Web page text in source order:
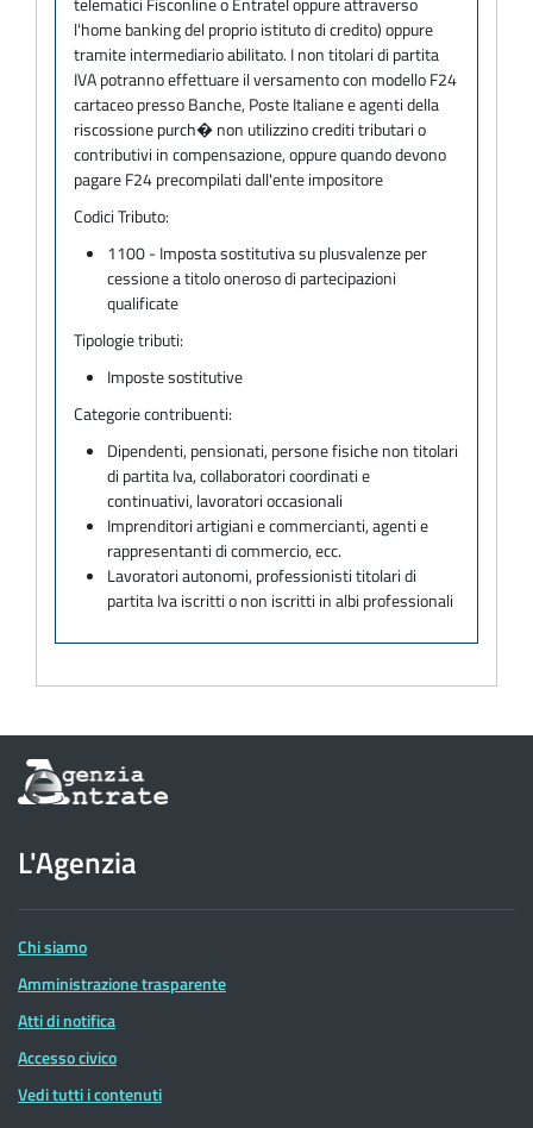
l'home banking del proprio istituto di credito) oppure
tramite intermediario abilitato. I non titolari di partita
IVA potranno effettuare il versamento con modello F24
cartaceo presso Banche, Poste Italiane e agenti della
riscossione purch� non utilizzino crediti tributari o
contributivi in compensazione, oppure quando devono
pagare F24 precompilati dall'ente impositore
Codici Tributo:
1100 - Imposta sostitutiva su plusvalenze per
cessione a titolo oneroso di partecipazioni
qualificate
Tipologie tributi:
Imposte sostitutive
Categorie contribuenti:
Dipendenti, pensionati, persone fisiche non titolari
di partita Iva, collaboratori coordinati e
continuativi, lavoratori occasionali
Imprenditori artigiani e commercianti, agenti e
rappresentanti di commercio, ecc.
Lavoratori autonomi, professionisti titolari di
partita Iva iscritti o non iscritti in albi professionali
Informazioni
sul
dell'Agenzia
delle
Entrate
L'Agenzia
Chi siamo
Amministrazione trasparente
Atti di notifica
Accesso civico
Vedi tutti i contenuti